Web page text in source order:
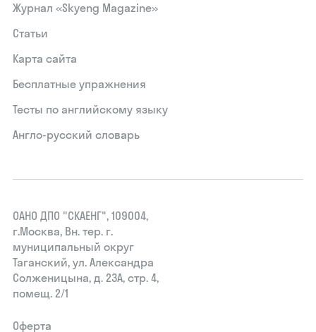
Журнал «Skyeng Magazine»
Статьи
Карта сайта
Бесплатные упражнения
Тесты по английскому языку
Англо-русский словарь
ОАНО ДПО "СКАЕНГ", 109004,
г.Москва, Вн. тер. г.
муниципальный округ
Таганский, ул. Александра
Солженицына, д. 23А, стр. 4,
помещ. 2/1
Оферта